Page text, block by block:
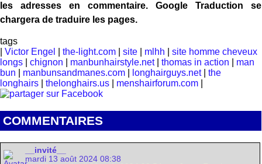
les adresses en commentaire. Google Traduction se
chargera de traduire les pages.
tags
Victor Engel the-light.com site mlhh
site homme cheveux
longs
chignon manbunhairstyle.net| thomas in action
man
bun
manbunsandmanes.com longhairguys.net| the
longhairs
thelonghairs.us menshairforum.com
COMMENTAIRES
__invité__
mardi 13 août 2024 08:38